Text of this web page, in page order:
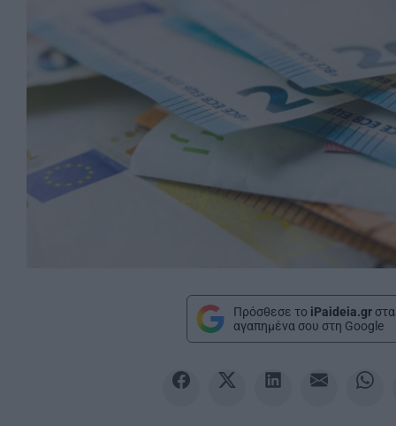
Πρόσθεσε το iPaideia.gr στα
αγαπημένα σου στη Google